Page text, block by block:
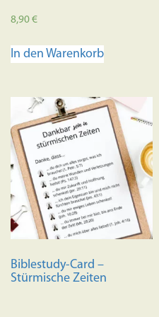
8,90€
In den Warenkorb
Biblestudy-Card –
Stürmische Zeiten